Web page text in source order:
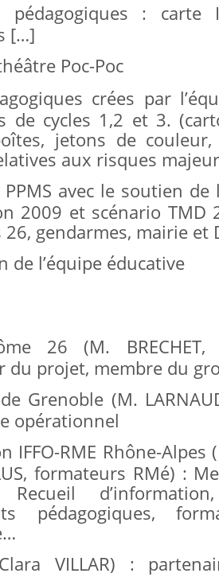
pédagogiques : carte
[…]
Poc-Poc
crées par
de cycles 1,2 et 3.
jetons de
aux risques
PPMS avec le soutien de
2009 et scénario TMD
gendarmes, mairie et
de l’équipe éducative
26 (M.
du projet, membre du
Grenoble (M.
opérationnel
IFFO-RME Rhône-Alpes
formateurs RMé) :
Recueil
pédagogiques,
VILLAR) :